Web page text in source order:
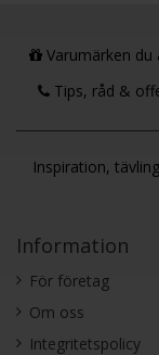
Varumärken du
Tips, råd &
Inspiration,
Information
För företag
Om oss
Integritetspolicy